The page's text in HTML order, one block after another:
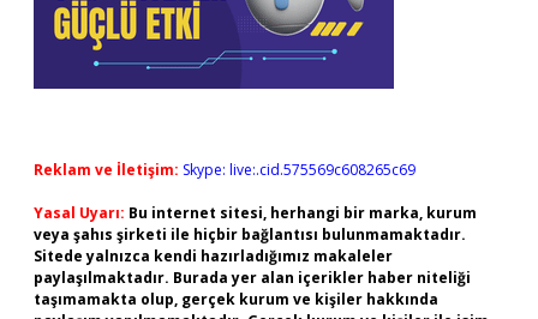
Reklam ve İletişim: Skype: live:.cid.575569c608265c69
Yasal Uyarı: Bu internet sitesi, herhangi bir marka, kurum
veya şahıs şirketi ile hiçbir bağlantısı bulunmamaktadır.
Sitede yalnızca kendi hazırladığımız makaleler
paylaşılmaktadır. Burada yer alan içerikler haber niteliği
taşımamakta olup, gerçek kurum ve kişiler hakkında